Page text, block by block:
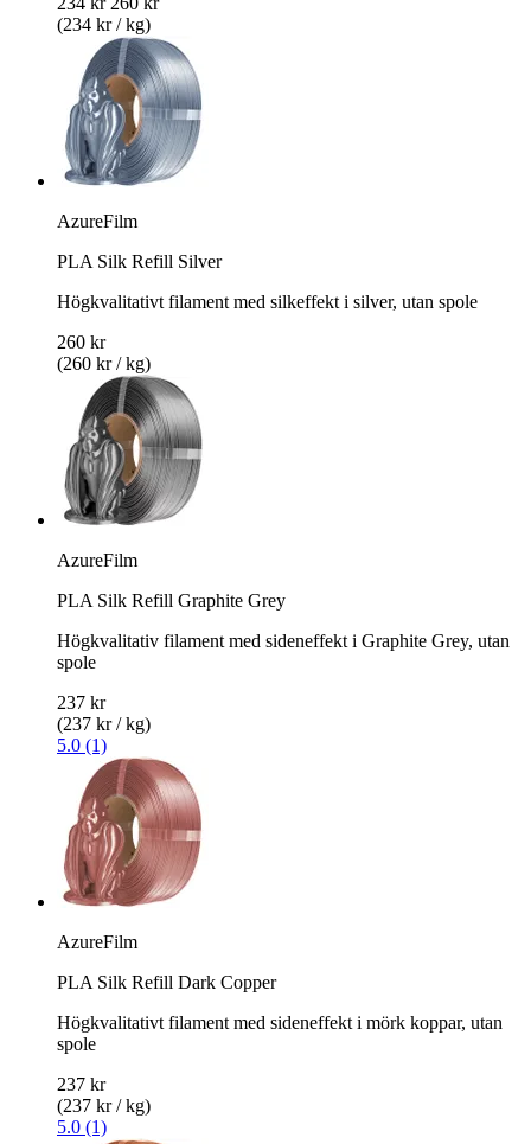
(234 kr / kg)
AzureFilm
PLA Silk Refill Silver
Högkvalitativt filament med silkeffekt i silver, utan spole
260 kr
(260 kr / kg)
AzureFilm
PLA Silk Refill Graphite Grey
Högkvalitativ filament med sideneffekt i Graphite Grey, utan
spole
237 kr
(237 kr / kg)
5.0 (1)
AzureFilm
PLA Silk Refill Dark Copper
Högkvalitativt filament med sideneffekt i mörk koppar, utan
spole
237 kr
(237 kr / kg)
5.0 (1)